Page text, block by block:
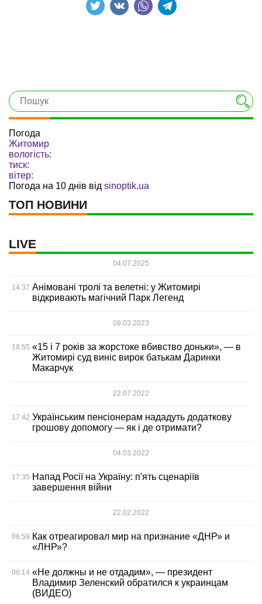
Погода
Житомир
вологість:
тиск:
вітер:
Погода на 10 днів від sinoptik.ua
ТОП НОВИНИ
LIVE
04.07.2025
14:37 Анімовані тролі та велетні: у Житомирі
відкривають магічний Парк Легенд
08.03.2023
18:55 «15 і 7 років за жорстоке вбивство доньки», — в
Житомирі суд виніс вирок батькам Даринки
Макарчук
22.07.2022
17:42 Українським пенсіонерам нададуть додаткову
грошову допомогу — як і де отримати?
04.03.2022
17:35 Напад Росії на Україну: п'ять сценаріїв
завершення війни
22.02.2022
06:59 Как отреагировал мир на признание «ДНР» и
«ЛНР»?
06:14 «Не должны и не отдадим», — президент
Владимир Зеленский обратился к украинцам
(ВИДЕО)